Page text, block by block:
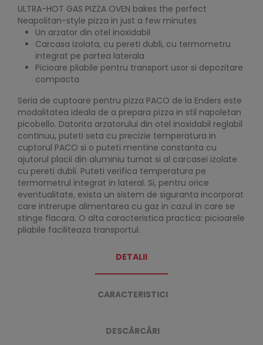
ULTRA-HOT GAS PIZZA OVEN bakes the perfect
Neapolitan-style pizza in just a few minutes
Un arzator din otel inoxidabil
Carcasa izolata, cu pereti dubli, cu termometru
integrat pe partea laterala
Picioare pliabile pentru transport usor si depozitare
compacta
Seria de cuptoare pentru pizza PACO de la Enders este
modalitatea ideala de a prepara pizza in stil napoletan
picobello. Datorita arzatorului din otel inoxidabil reglabil
continuu, puteti seta cu precizie temperatura in
cuptorul PACO si o puteti mentine constanta cu
ajutorul placii din aluminiu turnat si al carcasei izolate
cu pereti dubli. Puteti verifica temperatura pe
termometrul integrat in lateral. Si, pentru orice
eventualitate, exista un sistem de siguranta incorporat
care intrerupe alimentarea cu gaz in cazul in care se
stinge flacara. O alta caracteristica practica: picioarele
pliabile faciliteaza transportul.
DETALII
CARACTERISTICI
DESCĂRCĂRI